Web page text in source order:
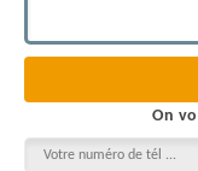
On